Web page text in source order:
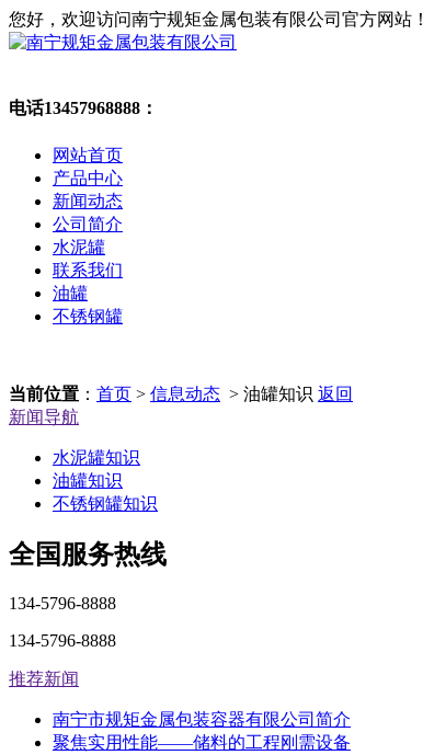
您好，欢迎访问南宁规矩金属包装有限公司官方网站！
电话13457968888：
网站首页
产品中心
新闻动态
公司简介
水泥罐
联系我们
油罐
不锈钢罐
当前位置 ： 首页 > 信息动态 > 油罐知识 返回
新闻导航
水泥罐知识
油罐知识
不锈钢罐知识
全国服务热线
134-5796-8888
134-5796-8888
推荐新闻
南宁市规矩金属包装容器有限公司简介
聚焦实用性能——储料的工程刚需设备